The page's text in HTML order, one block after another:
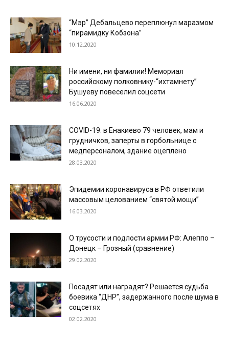
“Мэр” Дебальцево переплюнул маразмом
“пирамидку Кобзона”
10.12.2020
Ни имени, ни фамилии! Мемориал
российскому полковнику-“ихтамнету”
Бушуеву повеселил соцсети
16.06.2020
COVID-19: в Енакиево 79 человек, мам и
грудничков, заперты в горбольнице с
медперсоналом, здание оцеплено
28.03.2020
Эпидемии коронавируса в РФ ответили
массовым целованием “святой мощи”
16.03.2020
О трусости и подлости армии РФ: Алеппо –
Донецк – Грозный (сравнение)
29.02.2020
Посадят или наградят? Решается судьба
боевика “ДНР”, задержанного после шума в
соцсетях
02.02.2020